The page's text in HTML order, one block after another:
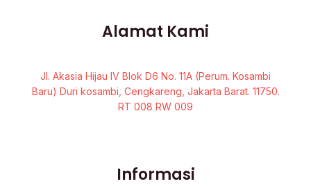
Alamat Kami
Jl. Akasia Hijau IV Blok D6 No. 11A (Perum. Kosambi
Baru) Duri kosambi, Cengkareng, Jakarta Barat. 11750.
RT 008 RW 009
Informasi